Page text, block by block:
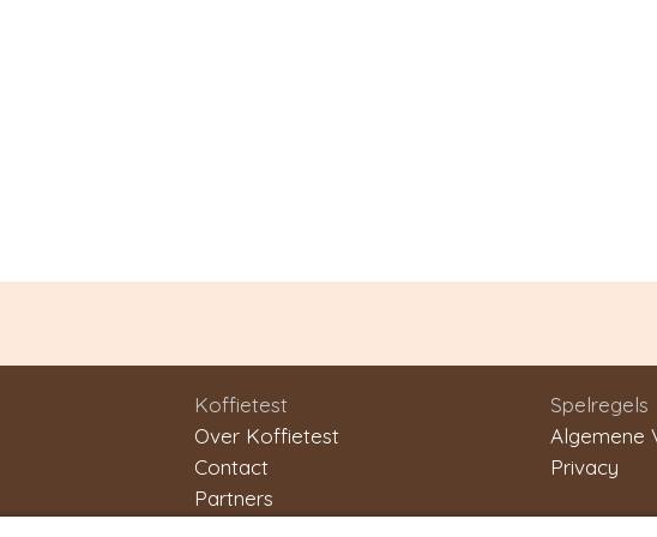
Koffietest
Over Koffietest
Contact
Partners
Spelregels
Algemene
Privacy